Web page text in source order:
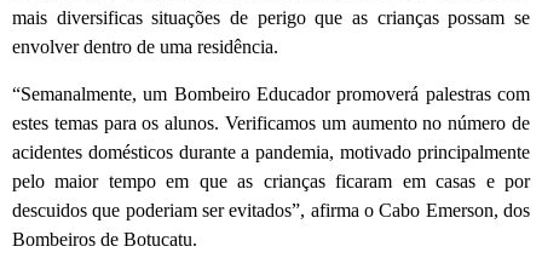
mais diversificas situações de perigo que as crianças possam se
envolver dentro de uma residência.
“Semanalmente, um Bombeiro Educador promoverá palestras com
estes temas para os alunos. Verificamos um aumento no número de
acidentes domésticos durante a pandemia, motivado principalmente
pelo maior tempo em que as crianças ficaram em casas e por
descuidos que poderiam ser evitados”, afirma o Cabo Emerson, dos
Bombeiros de Botucatu.